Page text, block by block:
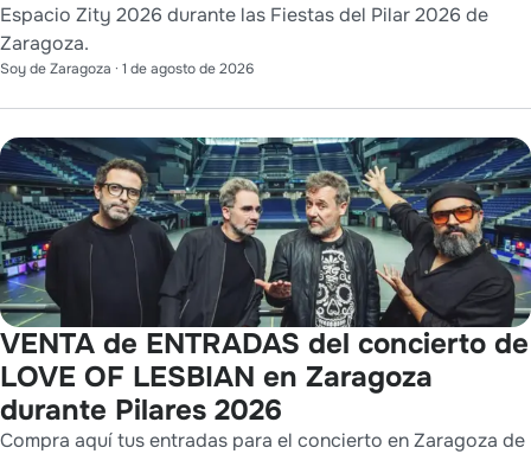
Espacio Zity 2026 durante las Fiestas del Pilar 2026 de
Zaragoza.
Soy de Zaragoza · 1 de agosto de 2026
VENTA de ENTRADAS del concierto de
LOVE OF LESBIAN en Zaragoza
durante Pilares 2026
Compra aquí tus entradas para el concierto en Zaragoza de